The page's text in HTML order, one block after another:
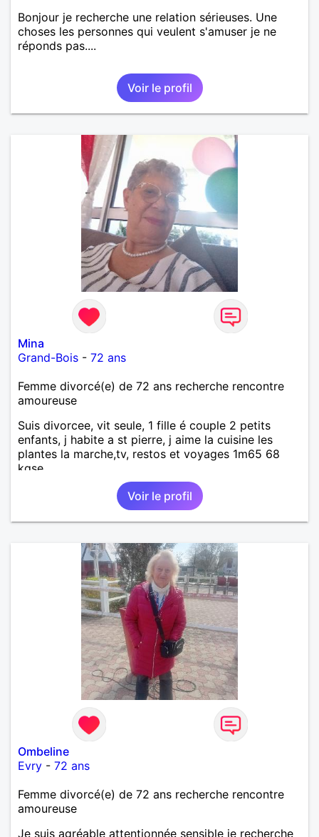
Bonjour je recherche une relation sérieuses. Une
choses les personnes qui veulent s'amuser je ne
réponds pas....
Voir le profil
Mina
Grand-Bois - 72 ans
Femme divorcé(e) de 72 ans recherche rencontre
amoureuse
Suis divorcee, vit seule, 1 fille é couple 2 petits
enfants, j habite a st pierre, j aime la cuisine les
plantes la marche,tv, restos et voyages 1m65 68
kgse
Voir le profil
Ombeline
Evry - 72 ans
Femme divorcé(e) de 72 ans recherche rencontre
amoureuse
Je suis agréable attentionnée sensible je recherche